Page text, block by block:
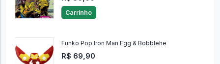
Carrinho
Funko Pop Iron Man Egg & Bobblehe
R$ 69,90